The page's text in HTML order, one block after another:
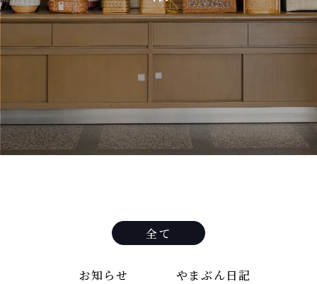
全て
お知らせ やまぶん日記